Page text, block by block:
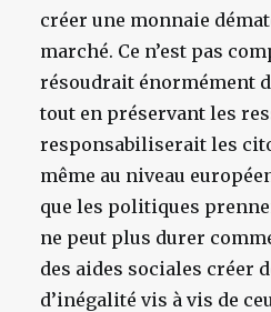
créer une monnaie
marché. Ce n’est pas
résoudrait énormément
tout en préservant les
responsabiliserait les
même au niveau
que les politiques
ne peut plus durer
des aides sociales créer
d’inégalité vis à vis de